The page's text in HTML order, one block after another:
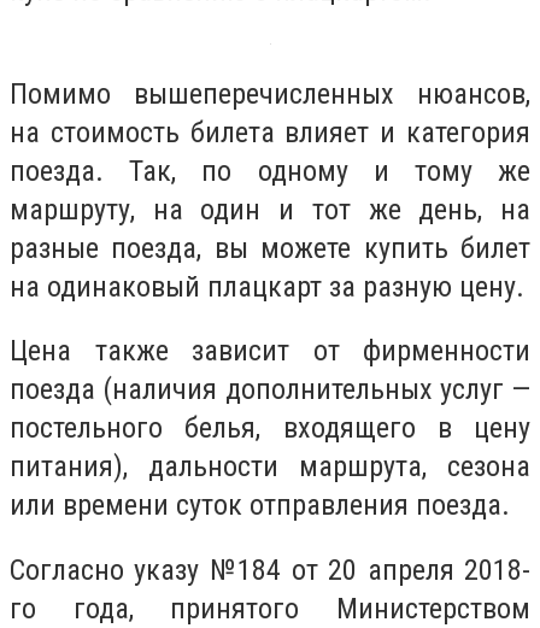
Помимо вышеперечисленных нюансов,
на стоимость билета влияет и категория
поезда. Так, по одному и тому же
маршруту, на один и тот же день, на
разные поезда, вы можете купить билет
на одинаковый плацкарт за разную цену.
Цена также зависит от фирменности
поезда (наличия дополнительных услуг —
постельного белья, входящего в цену
питания), дальности маршрута, сезона
или времени суток отправления поезда.
Согласно указу №184 от 20 апреля 2018-
го года, принятого Министерством